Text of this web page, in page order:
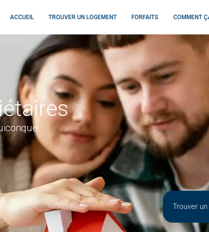
ACCUEIL TROUVER UN LOGEMENT FORFAITS COMMENT
Trouver